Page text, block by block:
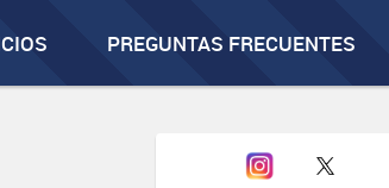
PREGUNTAS FRECUENTES